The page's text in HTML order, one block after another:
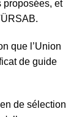
proposées, et
que l’Union
de guide
de sélection